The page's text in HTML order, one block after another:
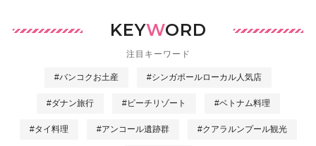
KEYWORD
注目キーワード
#バンコクお土産 #シンガポールローカル人気店
#ダナン旅行 #ビーチリゾート #ベトナム料理
#タイ料理 #アンコール遺跡群 #クアラルンプール観光